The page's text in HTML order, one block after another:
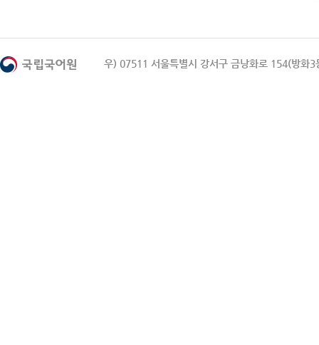
우) 07511 서울특별시 강서구 금낭화로 154(방화3